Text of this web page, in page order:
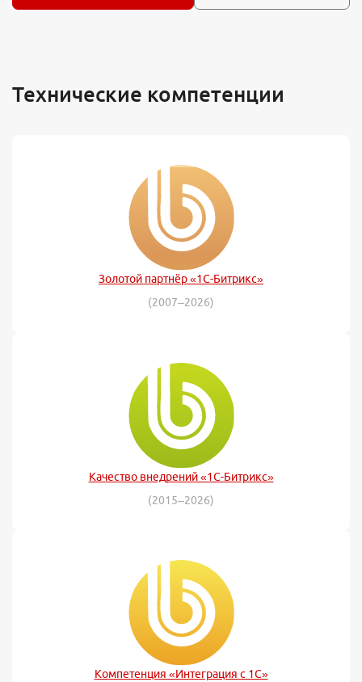
Технические компетенции
Золотой партнёр «1С-Битрикс»
(2007–2026)
Качество внедрений «1С-Битрикс»
(2015–2026)
Компетенция «Интеграция с 1С»